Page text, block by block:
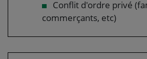
Conflit d'ordre privé
commerçants, etc)